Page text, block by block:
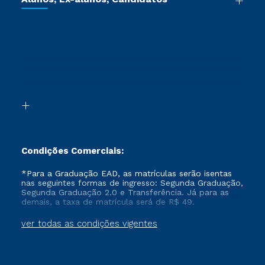
Cursos Livres
Vestibular Redação
Formação Pedagógica - R2
Condições Comerciais:
ver todas as condições vigentes
*Para a Graduação EAD, as matrículas serão isentas
nas seguintes formas de ingresso: Segunda Graduação,
Segunda Graduação 2.0 e Transferência. Já para as
demais, a taxa de matrícula será de R$ 49.